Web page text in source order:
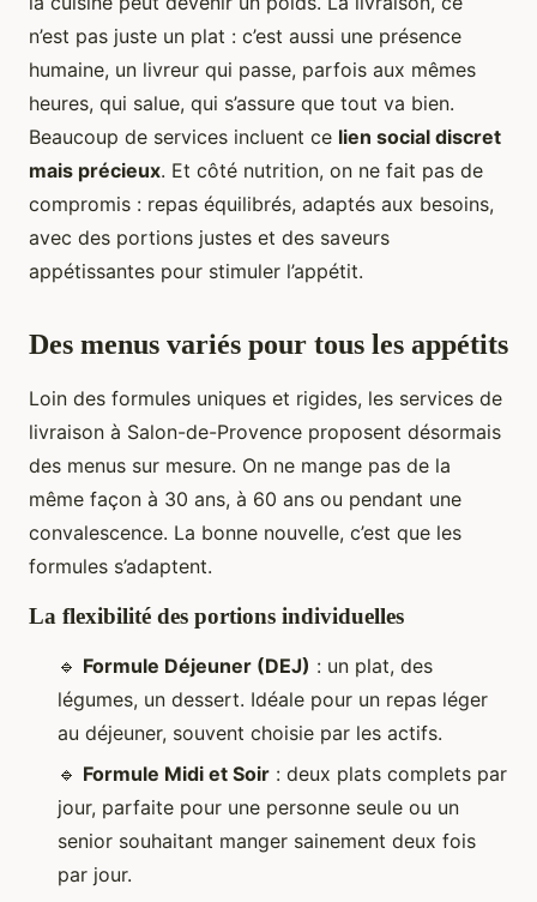
n’est pas juste un plat : c’est aussi une présence
humaine, un livreur qui passe, parfois aux mêmes
heures, qui salue, qui s’assure que tout va bien.
Beaucoup de services incluent ce lien social discret
mais précieux. Et côté nutrition, on ne fait pas de
compromis : repas équilibrés, adaptés aux besoins,
avec des portions justes et des saveurs
appétissantes pour stimuler l’appétit.
Des menus variés pour tous les appétits
Loin des formules uniques et rigides, les services de
livraison à Salon-de-Provence proposent désormais
des menus sur mesure. On ne mange pas de la
même façon à 30 ans, à 60 ans ou pendant une
convalescence. La bonne nouvelle, c’est que les
formules s’adaptent.
La flexibilité des portions individuelles
🔹 Formule Déjeuner (DEJ) : un plat, des
légumes, un dessert. Idéale pour un repas léger
au déjeuner, souvent choisie par les actifs.
🔹 Formule Midi et Soir : deux plats complets par
jour, parfaite pour une personne seule ou un
senior souhaitant manger sainement deux fois
par jour.